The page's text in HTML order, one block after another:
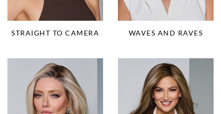
STRAIGHT TO CAMERA WAVES AND RAVES